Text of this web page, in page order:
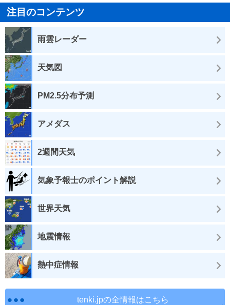
注目のコンテンツ
雨雲レーダー
天気図
PM2.5分布予測
アメダス
2週間天気
気象予報士のポイント解説
世界天気
地震情報
熱中症情報
tenki.jpの全情報はこちら